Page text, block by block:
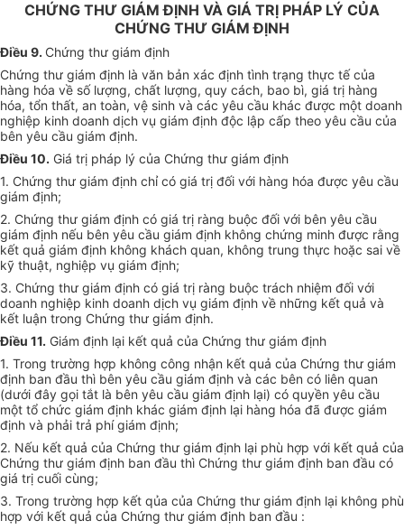
CHỨNG THƯ GIÁM ĐỊNH VÀ GIÁ TRỊ PHÁP LÝ CỦA
CHỨNG THƯ GIÁM ĐỊNH
Điều 9. Chứng thư giám định
Chứng thư giám định là văn bản xác định tình trạng thực tế của
hàng hóa về số lượng, chất lượng, quy cách, bao bì, giá trị hàng
hóa, tổn thất, an toàn, vệ sinh và các yêu cầu khác được một doanh
nghiệp kinh doanh dịch vụ giám định độc lập cấp theo yêu cầu của
bên yêu cầu giám định.
Điều 10. Giá trị pháp lý của Chứng thư giám định
1. Chứng thư giám định chỉ có giá trị đối với hàng hóa được yêu cầu
giám định;
2. Chứng thư giám định có giá trị ràng buộc đối với bên yêu cầu
giám định nếu bên yêu cầu giám định không chứng minh được rằng
kết quả giám định không khách quan, không trung thực hoặc sai về
kỹ thuật, nghiệp vụ giám định;
3. Chứng thư giám định có giá trị ràng buộc trách nhiệm đối với
doanh nghiệp kinh doanh dịch vụ giám định về những kết quả và
kết luận trong Chứng thư giám định.
Điều 11. Giám định lại kết quả của Chứng thư giám định
1. Trong trường hợp không công nhận kết quả của Chứng thư giám
định ban đầu thì bên yêu cầu giám định và các bên có liên quan
(dưới đây gọi tắt là bên yêu cầu giám định lại) có quyền yêu cầu
một tổ chức giám định khác giám định lại hàng hóa đã được giám
định và phải trả phí giám định;
2. Nếu kết quả của Chứng thư giám định lại phù hợp với kết quả của
Chứng thư giám định ban đầu thì Chứng thư giám định ban đầu có
giá trị cuối cùng;
3. Trong trường hợp kết qủa của Chứng thư giám định lại không phù
hợp với kết quả của Chứng thư giám định ban đầu :